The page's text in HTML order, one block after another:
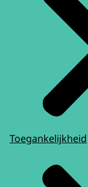
Toegankelijkheid